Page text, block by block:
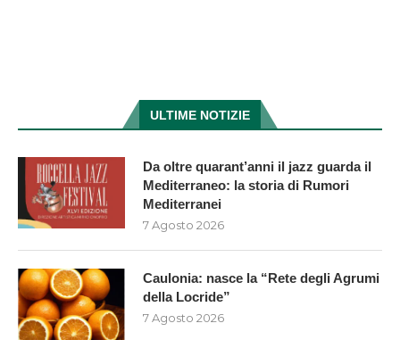
ULTIME NOTIZIE
Da oltre quarant’anni il jazz guarda il
Mediterraneo: la storia di Rumori
Mediterranei
7 Agosto 2026
Caulonia: nasce la “Rete degli Agrumi
della Locride”
7 Agosto 2026